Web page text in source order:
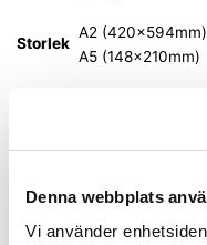
Denna webbplats
Vi använder
Storlek
A2
A5 (148x210mm)